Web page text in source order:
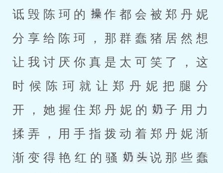
诋毁陈珂的
作都会被郑丹妮
分享给陈珂，那群蠢猪居然想
让我讨厌你真是太可笑了，这
时候陈珂就让郑丹妮把腿分
开，她握住郑丹妮的
子用力
揉弄，用手指拨动着郑丹妮渐
渐变得艳红的骚
说那些蠢